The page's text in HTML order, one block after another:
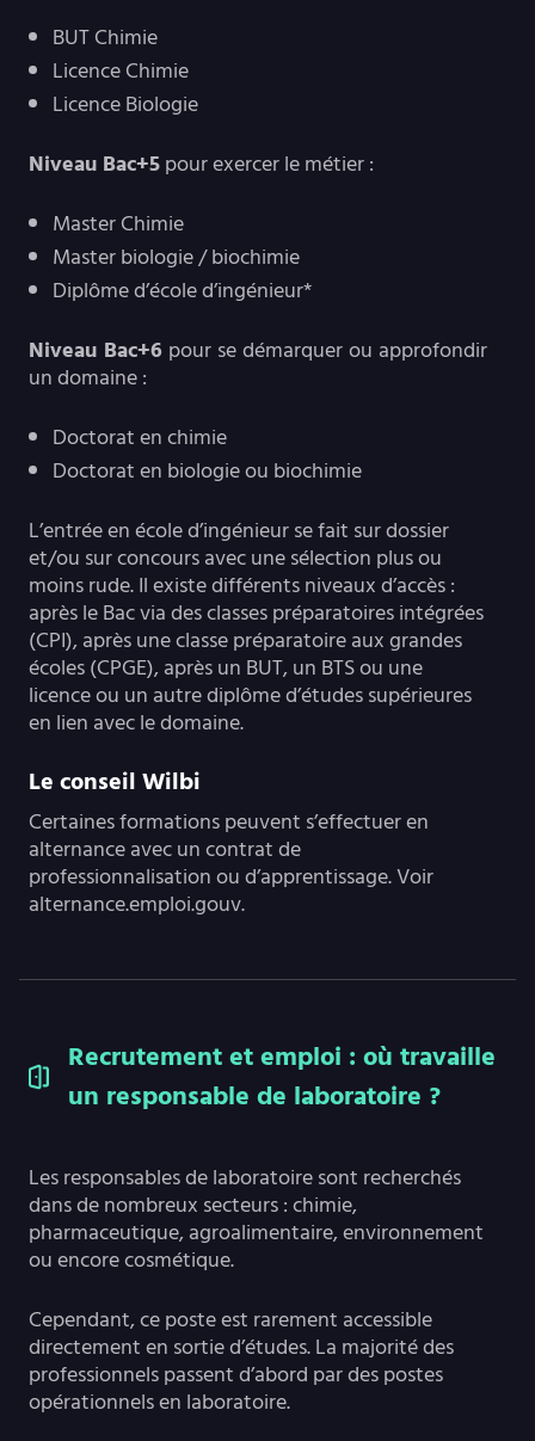
BUT Chimie
Licence Chimie
Licence Biologie
Niveau Bac+5pour exercer le métier :
Master Chimie
Master biologie / biochimie
Diplôme d’école d’ingénieur*
Niveau Bac+6 pour se démarquer ou approfondir
un domaine :
Doctorat en chimie
Doctorat en biologie ou biochimie
L’entrée en école d’ingénieur se fait sur dossier
et/ou sur concours avec une sélection plus ou
moins rude. Il existe différents niveaux d’accès :
après le Bac via des classes préparatoires intégrées
(CPI), après une classe préparatoire aux grandes
écoles (CPGE), après un BUT, un BTS ou une
licence ou un autre diplôme d’études supérieures
en lien avec le domaine.
Le conseil Wilbi
Certaines formations peuvent s’effectuer en
alternance avec un contrat de
professionnalisation ou d’apprentissage. Voir
alternance.emploi.gouv.
Recrutement et emploi : où travaille
un responsable de laboratoire ?
Les responsables de laboratoire sont recherchés
dans de nombreux secteurs : chimie,
pharmaceutique, agroalimentaire, environnement
ou encore cosmétique.
Cependant, ce poste est rarement accessible
directement en sortie d’études. La majorité des
professionnels passent d’abord par des postes
opérationnels en laboratoire.